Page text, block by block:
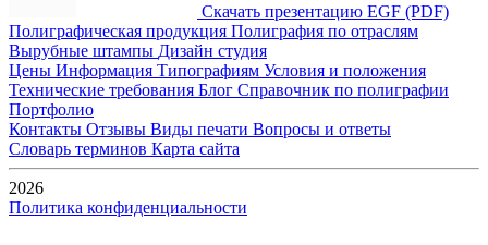
Скачать презентацию EGF (PDF)
Полиграфическая продукция Полиграфия по отраслям
Вырубные штампы Дизайн студия
Цены Информация Типографиям Условия и положения
Технические требования Блог Справочник по полиграфии
Портфолио
Контакты Отзывы Виды печати Вопросы и ответы
Словарь терминов Карта сайта
2026
Политика конфиденциальности